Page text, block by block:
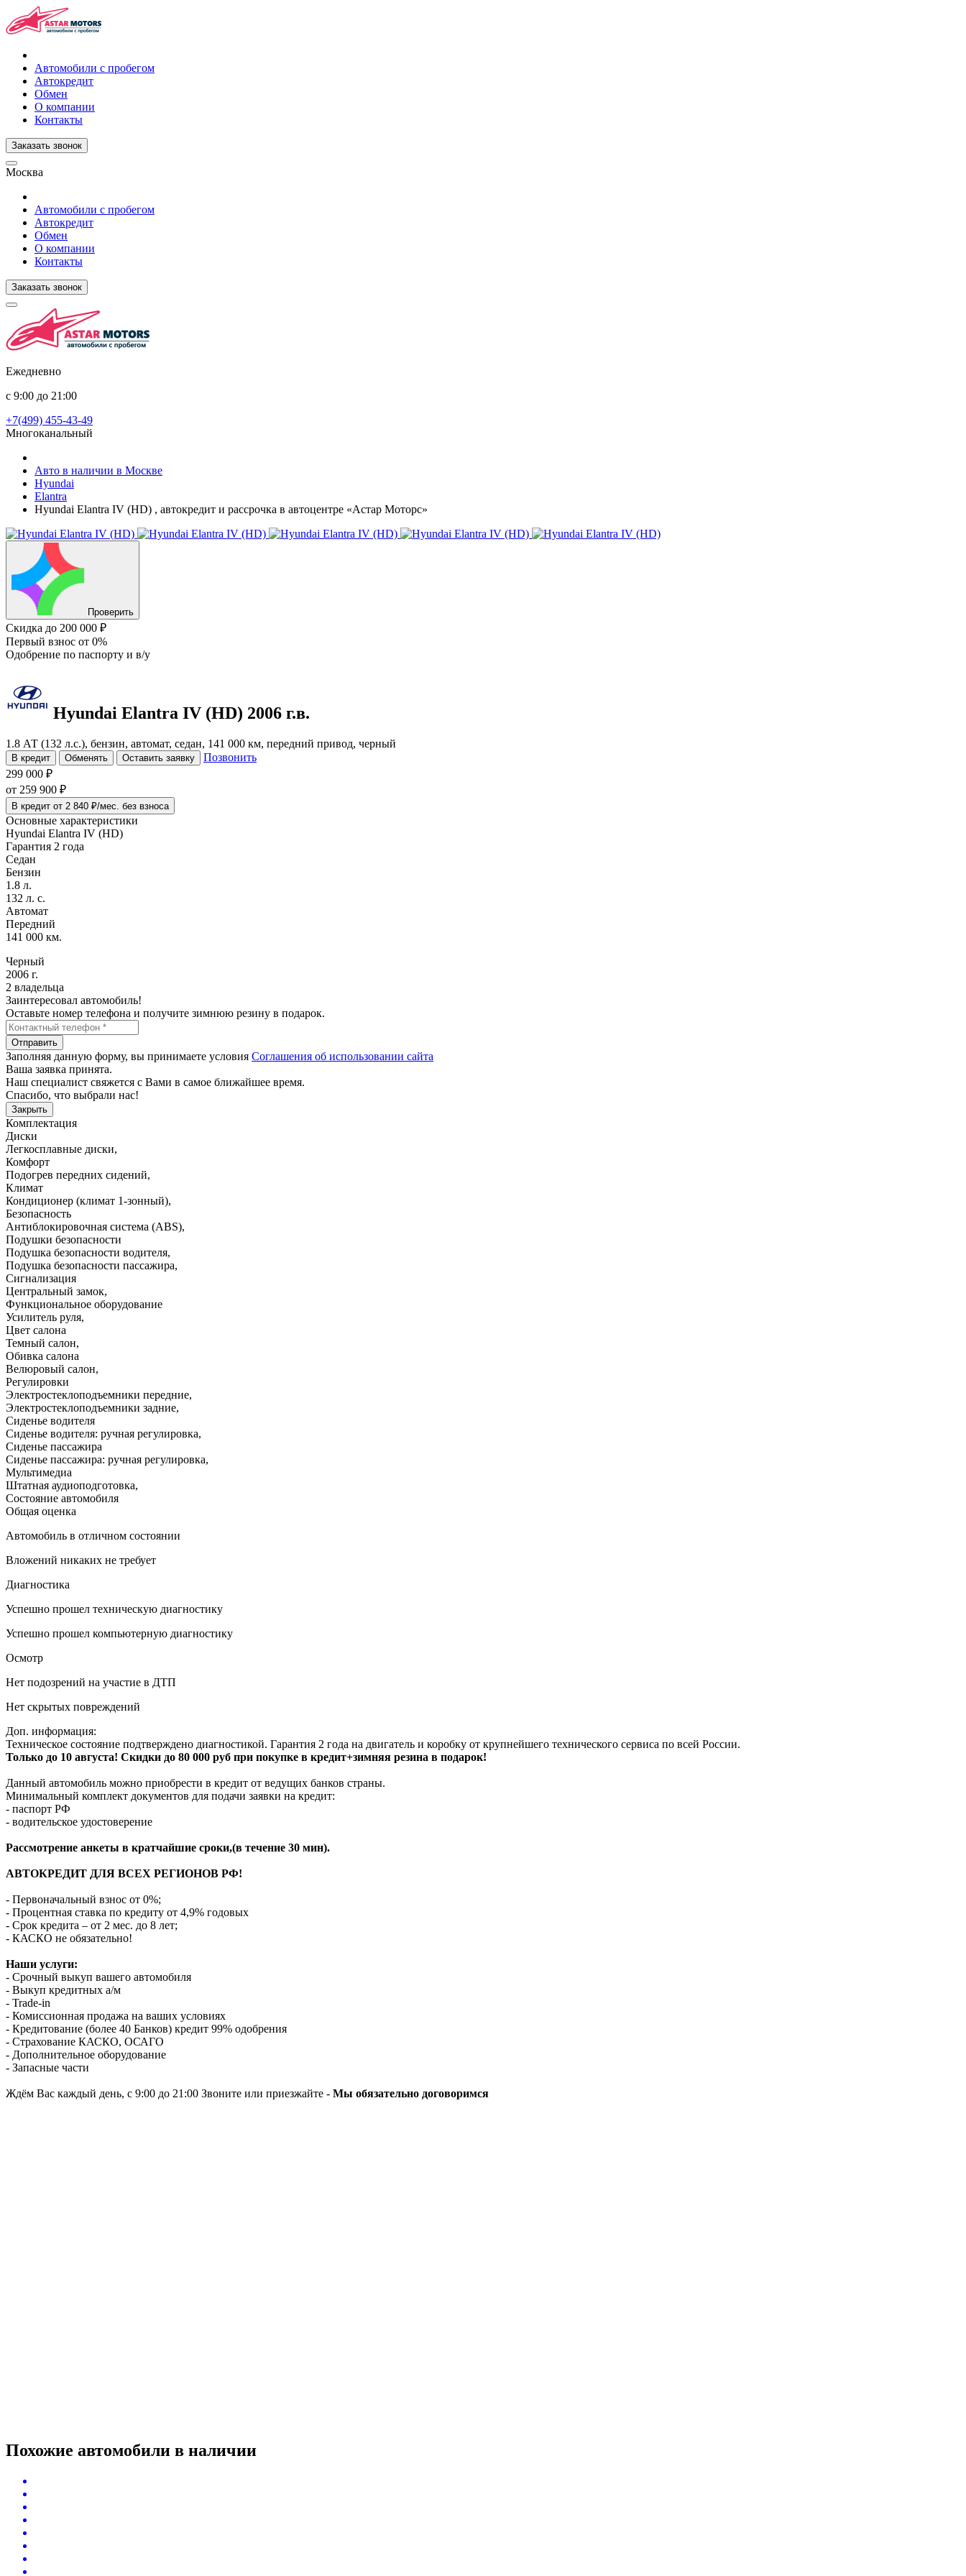
Автомобили с пробегом
Автокредит
Обмен
О компании
Контакты
Заказать звонок
Москва
Автомобили с пробегом
Автокредит
Обмен
О компании
Контакты
Заказать звонок
Ежедневно
с 9:00 до 21:00
+7(499) 455-43-49
Многоканальный
Авто в наличии в Москве
Hyundai
Elantra
Hyundai Elantra IV (HD) , автокредит и рассрочка в автоцентре «Астар Моторс»
Проверить
Скидка до 200 000 ₽
Первый взнос от 0%
Одобрение по паспорту и в/у
Hyundai Elantra IV (HD) 2006 г.в.
1.8 АТ (132 л.с.), бензин, автомат, седан, 141 000 км, передний привод, черный
В кредит Обменять Оставить заявку
Позвонить
299 000 ₽
от 259 900 ₽
В кредит от 2 840 ₽/мес. без взноса
Основные характеристики
Hyundai Elantra IV (HD)
Гарантия 2 года
Седан
Бензин
1.8 л.
132 л. с.
Автомат
Передний
141 000 км.
Черный
2006 г.
2 владельца
Заинтересовал автомобиль!
Оставьте номер телефона и получите зимнюю резину в подарок.
Отправить
Заполняя данную форму, вы принимаете условия Соглашения об использовании сайта
Ваша заявка принята.
Наш специалист свяжется с Вами в самое ближайшее время.
Спасибо, что выбрали нас!
Закрыть
Комплектация
Диски
Легкосплавные диски,
Комфорт
Подогрев передних сидений,
Климат
Кондиционер (климат 1-зонный),
Безопасность
Антиблокировочная система (ABS),
Подушки безопасности
Подушка безопасности водителя,
Подушка безопасности пассажира,
Сигнализация
Центральный замок,
Функциональное оборудование
Усилитель руля,
Цвет салона
Темный салон,
Обивка салона
Велюровый салон,
Регулировки
Электростеклоподъемники передние,
Электростеклоподъемники задние,
Сиденье водителя
Сиденье водителя: ручная регулировка,
Сиденье пассажира
Сиденье пассажира: ручная регулировка,
Мультимедиа
Штатная аудиоподготовка,
Состояние автомобиля
Общая оценка
Автомобиль в отличном состоянии
Вложений никаких не требует
Диагностика
Успешно прошел техническую диагностику
Успешно прошел компьютерную диагностику
Осмотр
Нет подозрений на участие в ДТП
Нет скрытых повреждений
Доп. информация:
Техническое состояние подтверждено диагностикой. Гарантия 2 года на двигатель и коробку от крупнейшего технического сервиса по всей России.
Только до 10 августа! Скидки до 80 000 руб при покупке в кредит+зимняя резина в подарок!
Данный автомобиль можно приобрести в кредит от ведущих банков страны.
Минимальный комплект документов для подачи заявки на кредит:
- паспорт РФ
- водительское удостоверение
Рассмотрение анкеты в кратчайшие сроки,(в течение 30 мин).
АВТОКРЕДИТ ДЛЯ ВСЕХ РЕГИОНОВ РФ!
- Первоначальный взнос от 0%;
- Процентная ставка по кредиту от 4,9% годовых
- Срок кредита – от 2 мес. до 8 лет;
- КАСКО не обязательно!
Наши услуги:
- Срочный выкуп вашего автомобиля
- Выкуп кредитных а/м
- Trade-in
- Комиссионная продажа на ваших условиях
- Кредитование (более 40 Банков) кредит 99% одобрения
- Страхование КАСКО, ОСАГО
- Дополнительное оборудование
- Запасные части
Ждём Вас каждый день, с 9:00 до 21:00 Звоните или приезжайте - Мы обязательно договоримся
Похожие автомобили в наличии